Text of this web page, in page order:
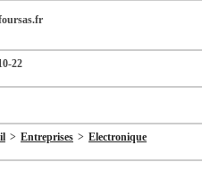
22
> Entreprises > Electronique